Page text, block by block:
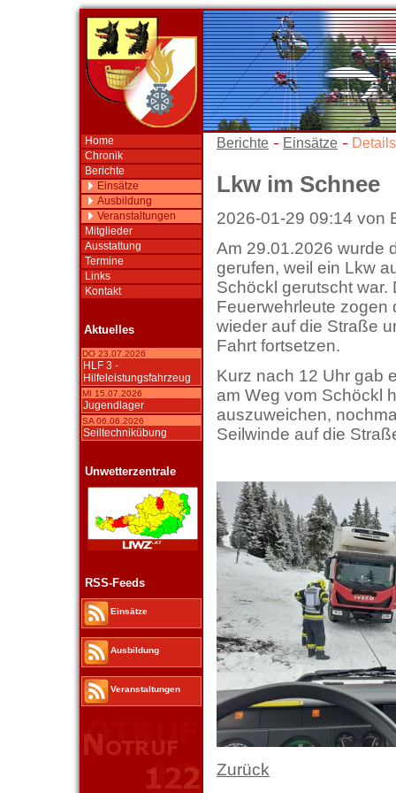
Berichte Einsätze Details
Lkw im Schnee
2026-01-29 09:14 von
Am 29.01.2026 wurde
gerufen, weil ein Lkw
Schöckl gerutscht war.
Feuerwehrleute zogen
wieder auf die Straße
Fahrt fortsetzen.
Kurz nach 12 Uhr gab
am Weg vom Schöckl
auszuweichen,
Seilwinde auf die
Zurück
Home
Chronik
Berichte
Einsätze
Ausbildung
Veranstaltungen
Mitglieder
Ausstattung
Termine
Links
Kontakt
Aktuelles
DO 23.07.2026
HLF 3 -
Hilfeleistungsfahrzeug
MI 15.07.2026
Jugendlager
SA 06.06.2026
Seiltechnikübung
Unwetterzentrale
RSS-Feeds
Einsätze
Ausbildung
Veranstaltungen